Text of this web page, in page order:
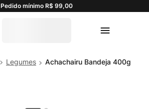
Pedido mínimo R$ 99,00
Legumes Achachairu Bandeja 400g